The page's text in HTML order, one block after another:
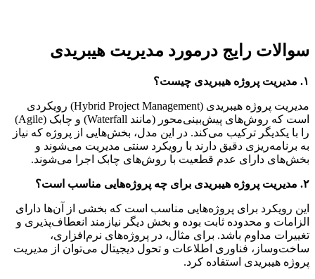
سوالات رایج درمورد مدیریت هیبریدی
۱. مدیریت پروژه هیبریدی چیست؟
مدیریت پروژه هیبریدی (Hybrid Project Management) رویکردی
است که روش‌های پیش‌بینی‌محور (مانند Waterfall) و چابک (Agile)
را با یکدیگر ترکیب می‌کند. در این مدل، بخش‌هایی از پروژه که نیاز
به برنامه‌ریزی دقیق دارند با رویکرد سنتی مدیریت می‌شوند و
بخش‌های دارای عدم قطعیت با روش‌های چابک اجرا می‌شوند.
۲. مدیریت پروژه هیبریدی برای چه پروژه‌هایی مناسب است؟
این رویکرد برای پروژه‌هایی مناسب است که بخشی از آن‌ها دارای
الزامات و محدوده ثابت بوده و بخش دیگر نیازمند انعطاف‌پذیری و
تغییرات مداوم باشد. برای مثال، در پروژه‌های نرم‌افزاری،
ساخت‌وساز، فناوری اطلاعات و تحول دیجیتال می‌توان از مدیریت
پروژه هیبریدی استفاده کرد.